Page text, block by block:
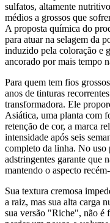
sulfatos, altamente
médios a grossos que
A proposta química do
para atuar na selagem da
induzido pela coloração e
ancorado por mais tempo
Para quem tem fios
anos de tinturas
transformadora. Ele
Asiática, uma planta com
retenção de cor, a marca
intensidade após seis
completo da linha. No uso
adstringentes garante que
mantendo o aspecto
Sua textura cremosa
a raiz, mas sua alta carga
sua versão "Riche", não é